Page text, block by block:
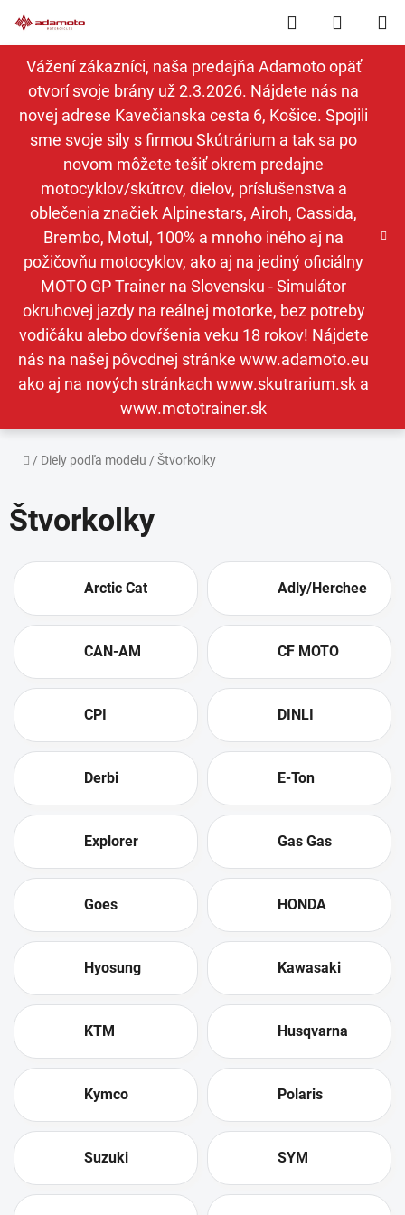
na
obsah
Vážení zákazníci, naša predajňa Adamoto opäť
otvorí svoje brány už 2.3.2026. Nájdete nás na
novej adrese Kavečianska cesta 6, Košice. Spojili
sme svoje sily s firmou Skútrárium a tak sa po
novom môžete tešiť okrem predajne
motocyklov/skútrov, dielov, príslušenstva a
oblečenia značiek Alpinestars, Airoh, Cassida,
Brembo, Motul, 100% a mnoho iného aj na
požičovňu motocyklov, ako aj na jediný oficiálny
MOTO GP Trainer na Slovensku - Simulátor
okruhovej jazdy na reálnej motorke, bez potreby
vodičáku alebo dovŕšenia veku 18 rokov! Nájdete
nás na našej pôvodnej stránke www.adamoto.eu
ako aj na nových stránkach www.skutrarium.sk a
www.mototrainer.sk
Hľadať
KOŠÍK
Domov
/ Diely podľa modelu / Štvorkolky
Štvorkolky
Arctic Cat Adly/Herchee
CAN-AM CF MOTO
CPI DINLI
Derbi E-Ton
Explorer Gas Gas
Goes HONDA
Hyosung Kawasaki
KTM Husqvarna
Kymco Polaris
Suzuki SYM